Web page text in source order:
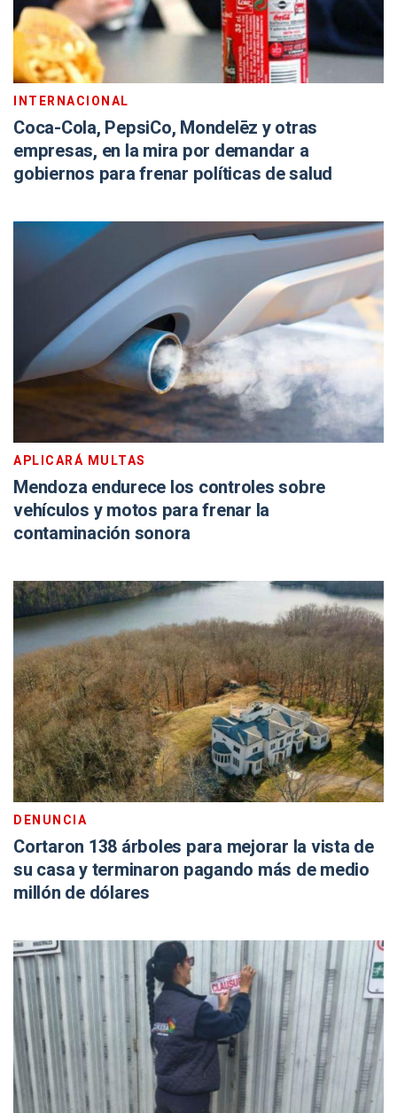
INTERNACIONAL
Coca-Cola, PepsiCo, Mondelēz y otras
empresas, en la mira por demandar a
gobiernos para frenar políticas de salud
APLICARÁ MULTAS
Mendoza endurece los controles sobre
vehículos y motos para frenar la
contaminación sonora
DENUNCIA
Cortaron 138 árboles para mejorar la vista de
su casa y terminaron pagando más de medio
millón de dólares